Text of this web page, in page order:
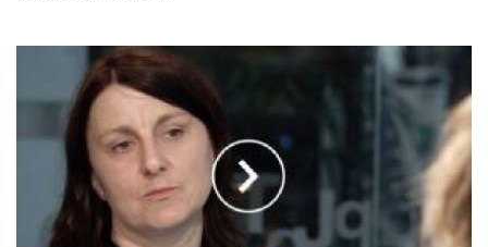
Pro média
Pro zřizovatele
Konference Lepší škola
Kápézetka - průvodce pro zřizovatele
Klub zřizovatelů